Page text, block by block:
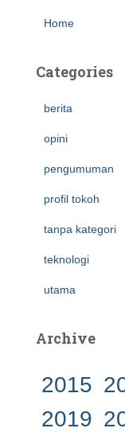
Home
Categories
berita
opini
pengumuman
profil tokoh
tanpa kategori
teknologi
utama
Archive
2015
2019